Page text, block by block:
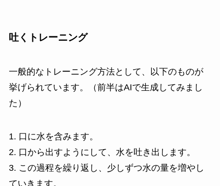
吐くトレーニング
一般的なトレーニング方法として、以下のものが
挙げられています。（前半はAIで生成してみまし
た）
1. 口に水を含みます。
2. 口から出すようにして、水を吐き出します。
3. この過程を繰り返し、少しずつ水の量を増やし
ていきます。